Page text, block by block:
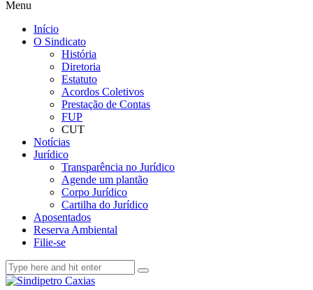
Menu
Início
O Sindicato
História
Diretoria
Estatuto
Acordos Coletivos
Prestação de Contas
FUP
CUT
Notícias
Jurídico
Transparência no Jurídico
Agende um plantão
Corpo Jurídico
Cartilha do Jurídico
Aposentados
Reserva Ambiental
Filie-se